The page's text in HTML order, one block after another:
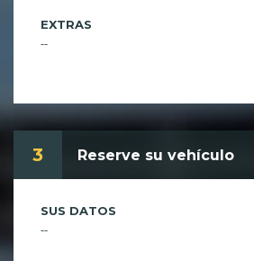
EXTRAS
--
3 Reserve su vehículo
SUS DATOS
--